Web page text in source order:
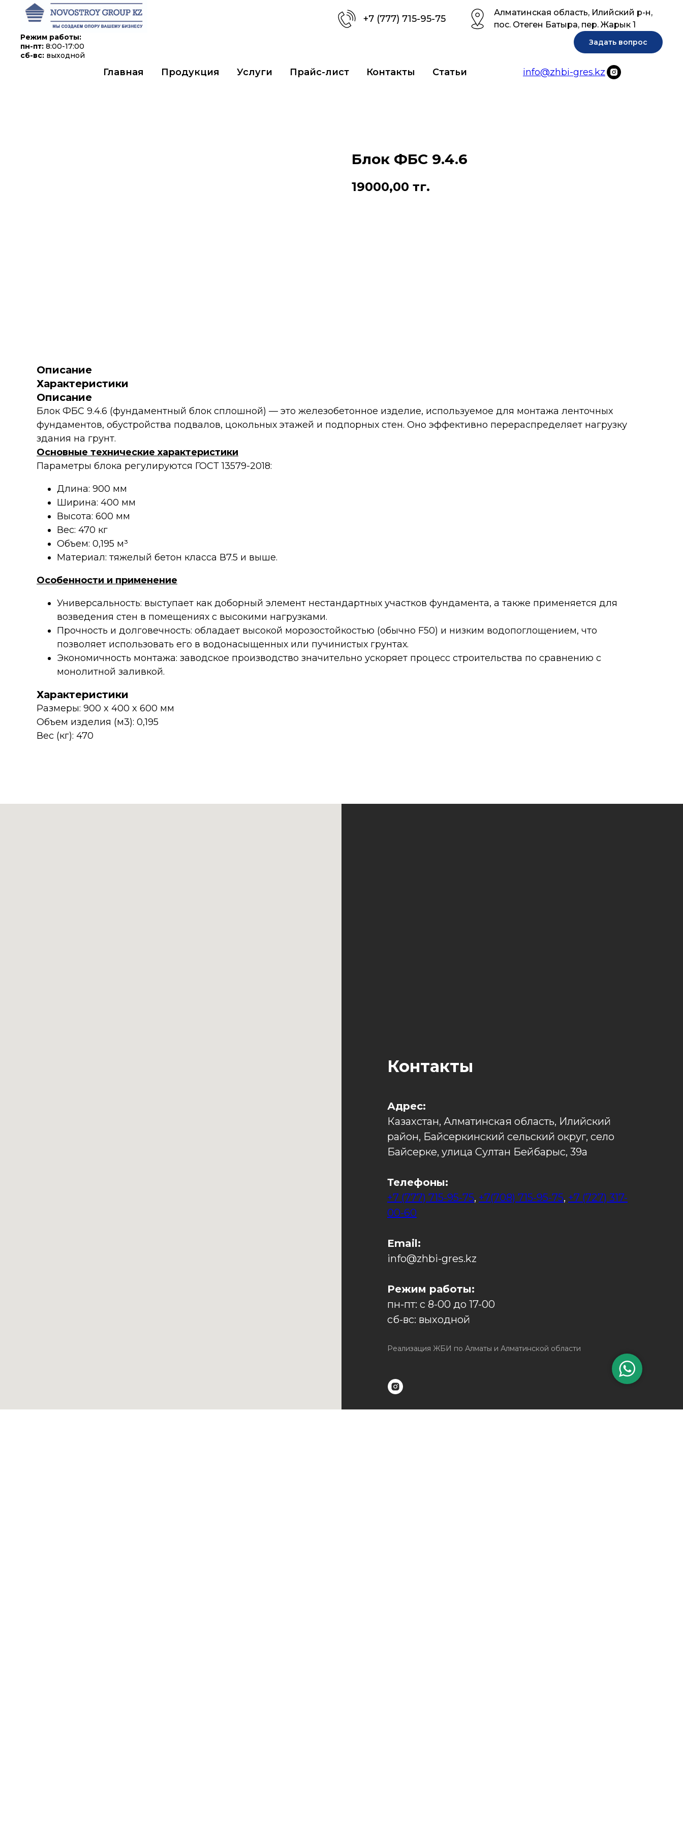
Режим работы:
пн-пт: 8:00-17:00
сб-вс: выходной
+7 (777) 715-95-75
Алматинская область, Илийский р-н,
пос. Отеген Батыра, пер. Жарык 1
Задать вопрос
Главная Продукция Услуги Прайс-лист Контакты Статьи info@zhbi-gres.kz
Блок ФБС 9.4.6
19000,00 тг.
Описание
Характеристики
Описание
Блок ФБС 9.4.6 (фундаментный блок сплошной) — это железобетонное изделие, используемое для монтажа ленточных
фундаментов, обустройства подвалов, цокольных этажей и подпорных стен. Оно эффективно перераспределяет нагрузку
здания на грунт.
Основные технические характеристики
Параметры блока регулируются ГОСТ 13579-2018:
Длина: 900 мм
Ширина: 400 мм
Высота: 600 мм
Вес: 470 кг
Объем: 0,195 м³
Материал: тяжелый бетон класса В7.5 и выше.
Особенности и применение
Универсальность: выступает как доборный элемент нестандартных участков фундамента, а также применяется для
возведения стен в помещениях с высокими нагрузками.
Прочность и долговечность: обладает высокой морозостойкостью (обычно F50) и низким водопоглощением, что
позволяет использовать его в водонасыщенных или пучинистых грунтах.
Экономичность монтажа: заводское производство значительно ускоряет процесс строительства по сравнению с
монолитной заливкой.
Характеристики
Размеры: 900 x 400 x 600 мм
Объем изделия (м3): 0,195
Вес (кг): 470
Контакты
Адрес:
Казахстан, Алматинская область, Илийский
район, Байсеркинский сельский округ, село
Байсерке, улица Султан Бейбарыс, 39а
Телефоны:
+7 (777) 715-95-75, +7(708) 715-95-75, +7 (727) 317-
00-60
Email:
info@zhbi-gres.kz
Режим работы:
пн-пт: с 8-00 до 17-00
сб-вс: выходной
Реализация ЖБИ по Алматы и Алматинской области